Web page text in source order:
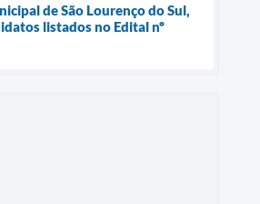
de São Lourenço do Sul,
listados no Edital nº